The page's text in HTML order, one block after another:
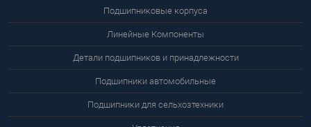
Подшипниковые корпуса
Линейные Компоненты
Детали подшипников и принадлежности
Подшипники автомобильные
Подшипники для сельхозтехники